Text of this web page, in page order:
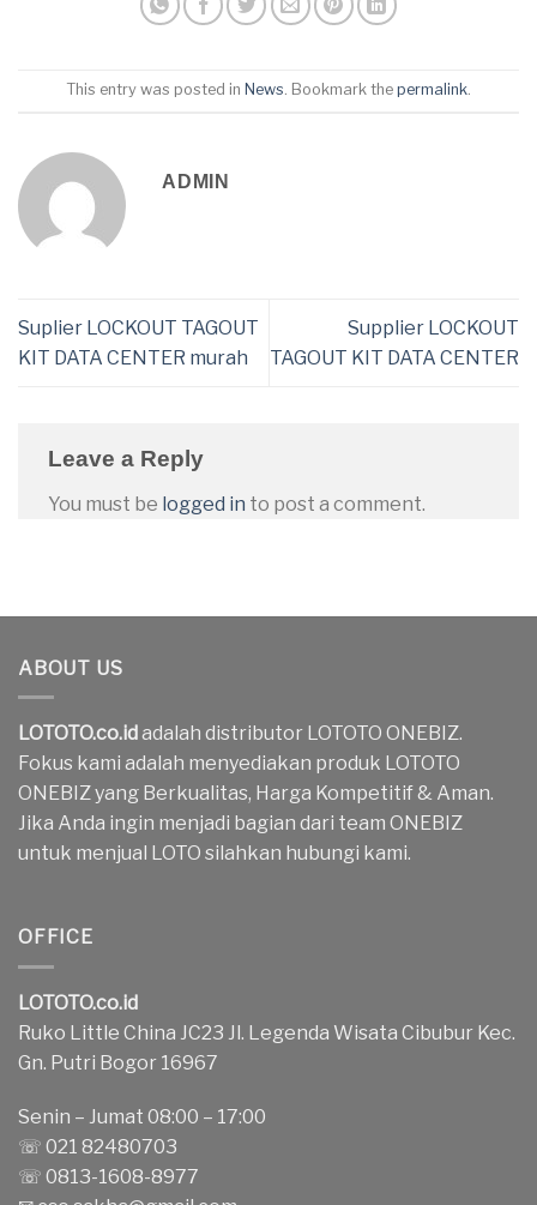
This entry was posted in News. Bookmark the permalink.
ADMIN
Suplier LOCKOUT TAGOUT
KIT DATA CENTER murah
Supplier LOCKOUT
TAGOUT KIT DATA CENTER
Leave a Reply
You must be logged in to post a comment.
ABOUT US
LOTOTO.co.id adalah distributor LOTOTO ONEBIZ.
Fokus kami adalah menyediakan produk LOTOTO
ONEBIZ yang Berkualitas, Harga Kompetitif & Aman.
Jika Anda ingin menjadi bagian dari team ONEBIZ
untuk menjual LOTO silahkan hubungi kami.
OFFICE
LOTOTO.co.id
Ruko Little China JC23 Jl. Legenda Wisata Cibubur Kec.
Gn. Putri Bogor 16967
Senin – Jumat 08:00 – 17:00
☏ 021 82480703
☏ 0813-1608-8977